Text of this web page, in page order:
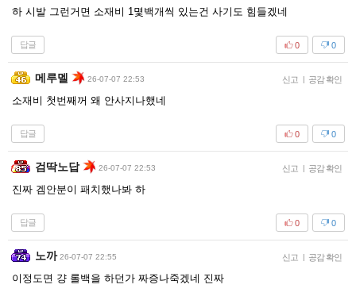
하 시발 그런거면 소재비 1몇백개씩 있는건 사기도 힘들겠네
답글 0
0
메루멜 26-07-07 22:53 신고 | 공감 확인
소재비 첫번째꺼 왜 안사지나했네
답글 0
0
검딱노답 26-07-07 22:53 신고 | 공감 확인
진짜 겜안분이 패치했나봐 하
답글 0
0
노까 26-07-07 22:55 신고 | 공감 확인
이정도면 걍 롤백을 하던가 짜증나죽겠네 진짜